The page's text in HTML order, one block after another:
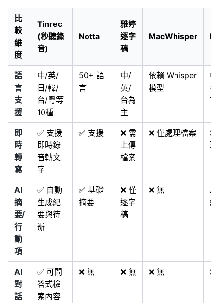
比
較
維
度
Tinrec
(秒聽錄
音)
Notta
雅婷
逐字
稿
MacWhisper
語
言
支
援
中/英/
日/韓/
台/粵等
10種
50+ 語
言
中/
英/
台為
主
依賴 Whisper
模型
言
即
時
轉
寫
✅ 支援
即時錄
音轉文
字
✅ 支援
❌ 需
上傳
檔案
❌ 僅處理檔案
❌
AI
摘
要/
行
動
項
✅ 自動
生成紀
要與待
辦
✅ 基礎
摘要
❌ 僅
逐字
稿
❌ 無
⚠️
AI
對
話
✅ 可問
答式檢
索內容
❌ 無 ❌ 無 ❌ 無 ❌